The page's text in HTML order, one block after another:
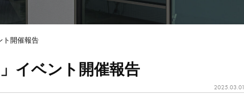
ト開催報告
イベント開催報告
2025.03.01